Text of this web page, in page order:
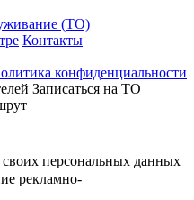
(ТО)
Контакты
конфиденциальности
Записаться на ТО
своих персональных данных
рекламно-